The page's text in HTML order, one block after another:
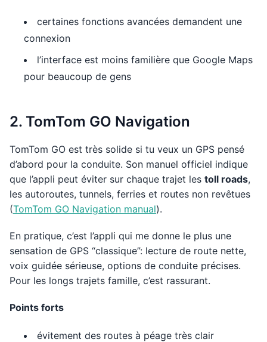
certaines fonctions avancées demandent une
connexion
l’interface est moins familière que Google Maps
pour beaucoup de gens
2. TomTom GO Navigation
TomTom GO est très solide si tu veux un GPS pensé
d’abord pour la conduite. Son manuel officiel indique
que l’appli peut éviter sur chaque trajet les toll roads,
les autoroutes, tunnels, ferries et routes non revêtues
(TomTom GO Navigation manual).
En pratique, c’est l’appli qui me donne le plus une
sensation de GPS “classique”: lecture de route nette,
voix guidée sérieuse, options de conduite précises.
Pour les longs trajets famille, c’est rassurant.
Points forts
évitement des routes à péage très clair